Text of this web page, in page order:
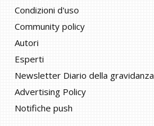
Condizioni d'uso
Community policy
Autori
Esperti
Newsletter Diario della gravidanza
Advertising Policy
Notifiche push